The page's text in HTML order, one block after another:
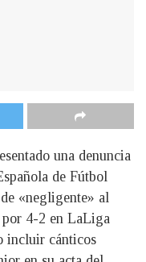
una denuncia
de Fútbol
«negligente» al
4-2 en LaLiga
incluir cánticos